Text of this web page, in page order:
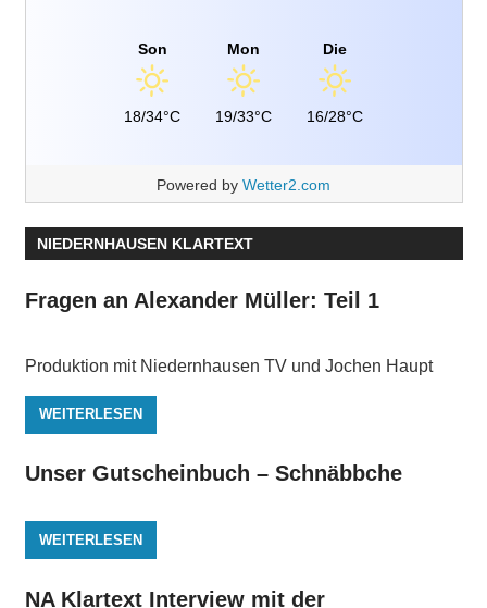
Son
18/34°C
Mon
19/33°C
Die
16/28°C
Powered by Wetter2.com
NIEDERNHAUSEN KLARTEXT
Fragen an Alexander Müller: Teil 1
Produktion mit Niedernhausen TV und Jochen Haupt
WEITERLESEN
Unser Gutscheinbuch – Schnäbbche
WEITERLESEN
NA Klartext Interview mit der